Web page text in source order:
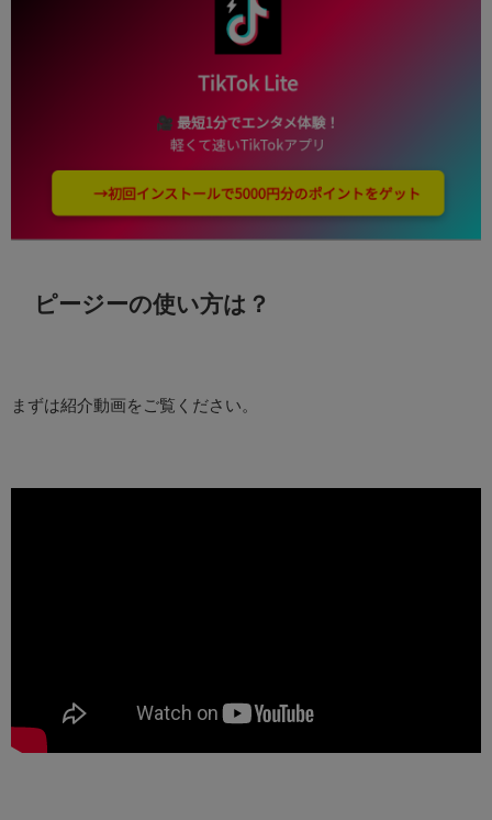
ピージーの使い方は？
まずは紹介動画をご覧ください。